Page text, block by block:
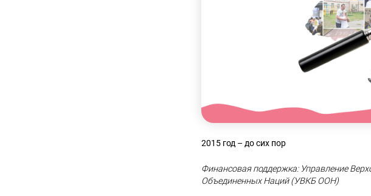
2015 год – до сих пор
Финансовая поддержка: Управление
Объединенных Наций (УВКБ ООН)